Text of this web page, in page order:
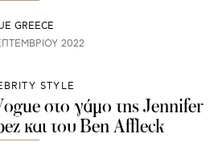
GREECE
2022
STYLE
στο γάμο της Jennifer
και του Ben Affleck